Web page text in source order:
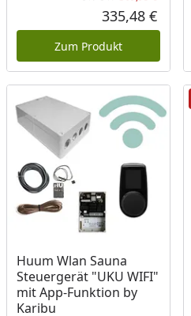
335,48 €
Zum Produkt
Huum Wlan Sauna
Steuergerät "UKU WIFI"
mit App-Funktion by
Karibu
Produkt am Lager